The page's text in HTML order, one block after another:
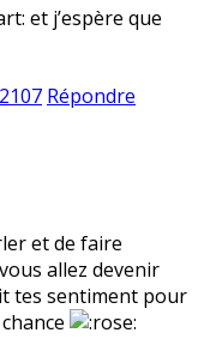
et j’espère que
Répondre
et de faire
allez devenir
tes sentiment pour